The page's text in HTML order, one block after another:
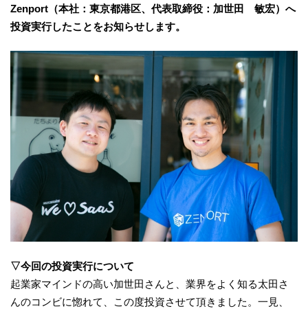
Zenport（本社：東京都港区、代表取締役：加世田 敏宏）へ
投資実行したことをお知らせします。
▽今回の投資実行について
起業家マインドの高い加世田さんと、業界をよく知る太田さ
んのコンビに惚れて、この度投資させて頂きました。一見、